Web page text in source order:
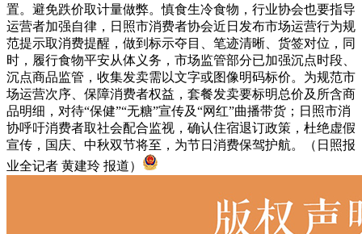
置。避免跌价取计量做弊。慎食生冷食物，行业协会也要指导
运营者加强自律，日照市消费者协会近日发布市场运营行为规
范提示取消费提醒，做到标示夺目、笔迹清晰、货签对位，同
时，履行食物平安从体义务，市场监管部分已加强沉点时段、
沉点商品监管，收集发卖需以文字或图像明码标价。为规范市
场运营次序、保障消费者权益，套餐发卖要标明总价及所含商
品明细，对待“保健”“无糖”宣传及“网红”曲播带货；日照市消
协呼吁消费者取社会配合监视，确认住宿退订政策，杜绝虚假
宣传，国庆、中秋双节将至，为节日消费保驾护航。（日照报
业全记者 黄建玲 报道）